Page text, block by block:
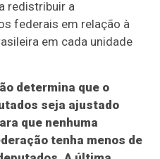
redistribuir a
federais em relação à
em cada unidade
determina que o
seja ajustado
que nenhuma
tenha menos de